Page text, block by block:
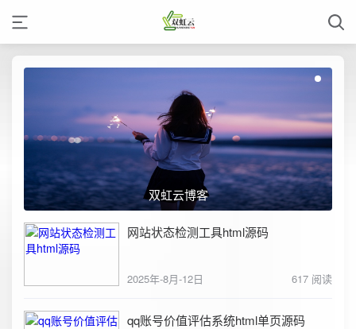
双虹云博客
网站状态检测工具html源码
2025年-8月-12日 617 阅读
qq账号价值评估系统html单页源码